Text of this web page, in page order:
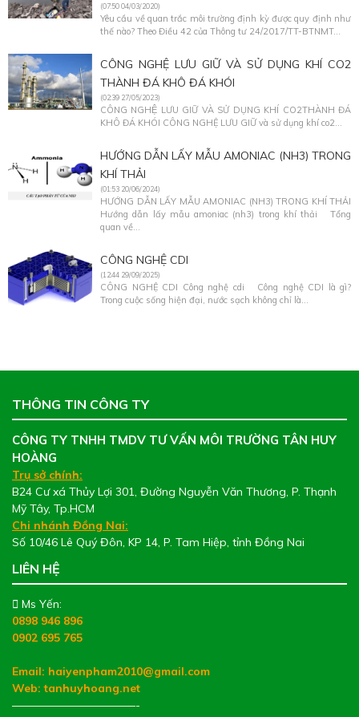
(07:50 04/03/2020)
Yêu cầu về quan trắc môi trường định kỳ được quy định như
thế nào? Theo Điều 42 của Thông tư 24/2017/TT-BTNMT...
CÔNG NGHỆ LƯU GIỮ VÀ SỬ DỤNG KHÍ CO2
THÀNH ĐÁ KHÔ ĐÁ KHÓI
(02:39 27/05/2023)
CÔNG NGHỆ LƯU GIỮ VÀ SỬ DỤNG KHÍ CO2THÀNH ĐÁ
KHÔ ĐÁ KHÓI CÔNG NGHỆ LƯU GIỮ và sử dụng khí co2...
HƯỚNG DẪN LẤY MẪU AMONIAC (NH3) TRONG
KHÍ THẢI
(01:53 20/06/2024)
HƯỚNG DẪN LẤY MẪU AMONIAC (NH3) TRONG KHÍ THẢI
Hướng dẫn lấy mẫu amoniac (nh3) trong khí thải Tổng
quan về...
CÔNG NGHỆ CDI
(12:44 29/09/2025)
CÔNG NGHỆ CDI Công nghệ cdi Công nghệ CDI là gì?
Trong cuộc sống hiện đại, nước sạch không chỉ là...
THÔNG TIN CÔNG TY
CÔNG TY TNHH TMDV TƯ VẤN MÔI TRƯỜNG TÂN HUY
HOÀNG
Trụ sở chính:
B24 Cư xá Thủy Lợi 301, Đường Nguyễn Văn Thương, P. Thạnh
Mỹ Tây, Tp.HCM
Chi nhánh Đồng Nai:
Số 10/46 Lê Quý Đôn, KP 14, P. Tam Hiệp, tỉnh Đồng Nai
LIÊN HỆ
Ms Yến:
0898 946 896
0902 695 765
Email: haiyenpham2010@gmail.com
Web:tanhuyhoang.net
———————————-